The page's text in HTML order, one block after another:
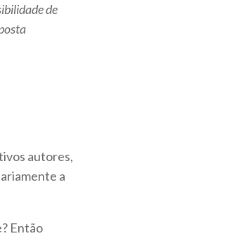
de
autores,
a
Então